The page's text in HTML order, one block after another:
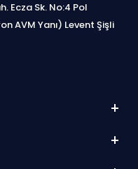
Ecza Sk. No:4 Pol
AVM Yanı) Levent Şişli